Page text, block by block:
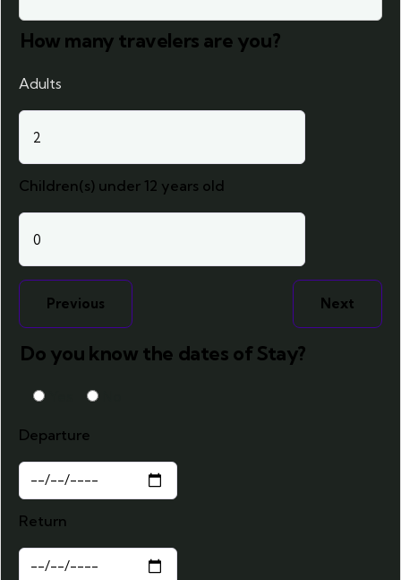
How many travelers are you?
Adults
Children(s) under 12 years old
Previous Next
Do you know the dates of Stay?
Departure
Return